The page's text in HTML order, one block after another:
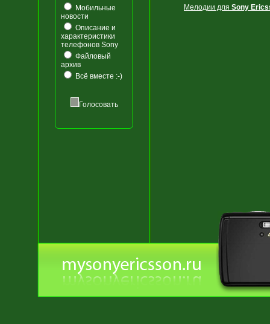
Мобильные
новости
Описание и
характеристики
телефонов Sony
Файловый
архив
Всё вместе :-)
Голосовать
Мелодии для Sony